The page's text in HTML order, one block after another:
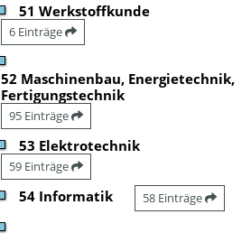
51 Werkstoffkunde
6 Einträge
52 Maschinenbau, Energietechnik,
Fertigungstechnik
95 Einträge
53 Elektrotechnik
59 Einträge
54 Informatik 58 Einträge